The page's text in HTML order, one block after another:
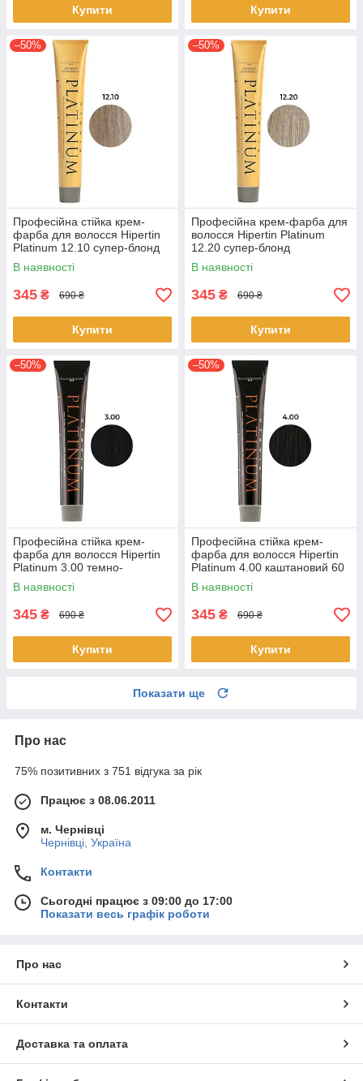
Купити Купити
–50%
Професійна стійка крем-
фарба для волосся Hipertin
Platinum 12.10 супер-блонд
попелястий інтенсивний
60мл
В наявності
345 ₴ 690 ₴
Купити
–50%
Професійна крем-фарба для
волосся Hipertin Platinum
12.20 супер-блонд
перламутровий інтенсивний
60мл
В наявності
345 ₴ 690 ₴
Купити
–50%
Професійна стійка крем-
фарба для волосся Hipertin
Platinum 3.00 темно-
каштановий 60 мл
В наявності
345 ₴ 690 ₴
Купити
–50%
Професійна стійка крем-
фарба для волосся Hipertin
Platinum 4.00 каштановий 60
мл
В наявності
345 ₴ 690 ₴
Купити
Показати ще
Про нас
75% позитивних з 751 відгука за рік
Працює з 08.06.2011
м. Чернівці
Чернівці, Україна
Контакти
Сьогодні працює з 09:00 до 17:00
Показати весь графік роботи
Про нас
Контакти
Доставка та оплата